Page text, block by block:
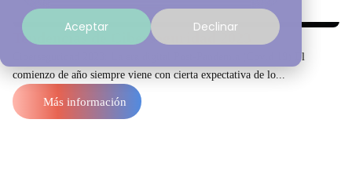
Aceptar Declinar
Tendencias de Ciberseguridad 2023
Ciberseguridad 2023: La era digital Post-Pandemia (Covid 19) El
comienzo de año siempre viene con cierta expectativa de lo...
Más información